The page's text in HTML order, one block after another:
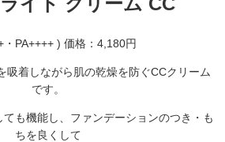
・PA++++ ) 価格：4, 180円
吸着しながら肌の乾燥を防ぐCCクリーム
です。
も機能し、 ファンデーションのつき・も
ちを良くして